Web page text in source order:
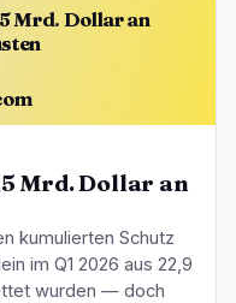
Mrd. Dollar an
Mrd. Dollar an
kumulierten Schutz
im Q1 2026 aus 22,9
wurden — doch